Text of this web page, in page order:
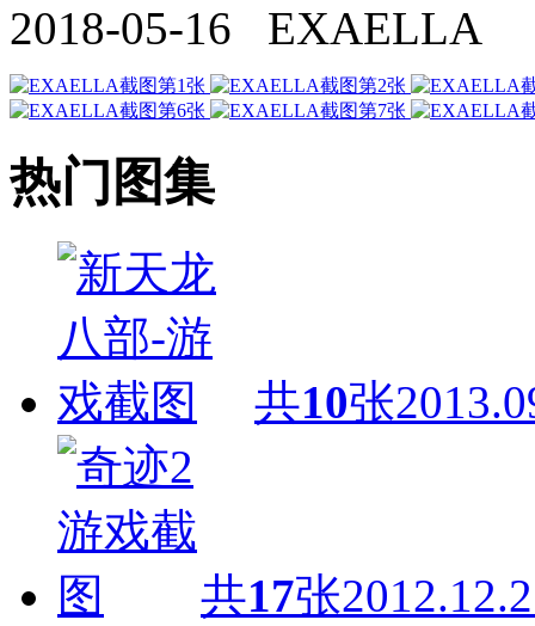
2018-05-16 EXAELLA
热门图集
共10张
共17张